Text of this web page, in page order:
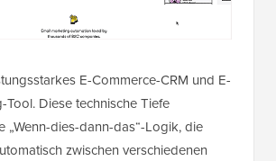
E-Commerce-CRM und E-
Tool. Diese technische Tiefe
„Wenn-dies-dann-das“-Logik, die
zwischen verschiedenen